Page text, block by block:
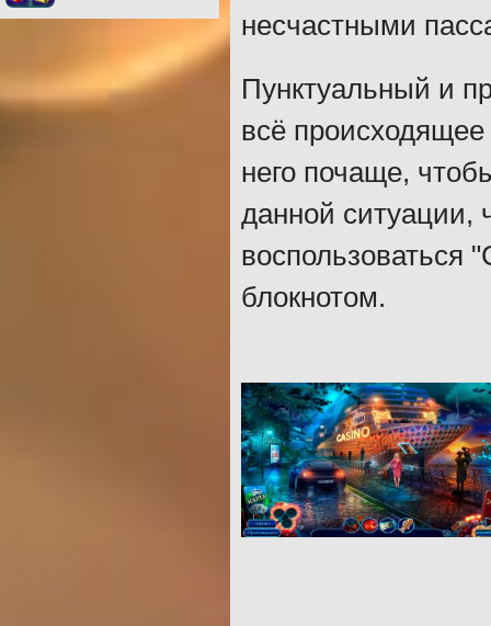
несчастными
Пунктуальный и
всё
него почаще,
данной ситуации,
воспользоваться
блокнотом.